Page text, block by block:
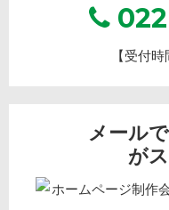
【受付
メール
が